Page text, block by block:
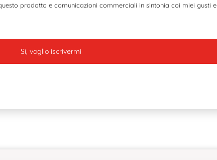
prodotto e comunicazioni commerciali in sintonia coi miei gusti e
Sì, voglio iscrivermi